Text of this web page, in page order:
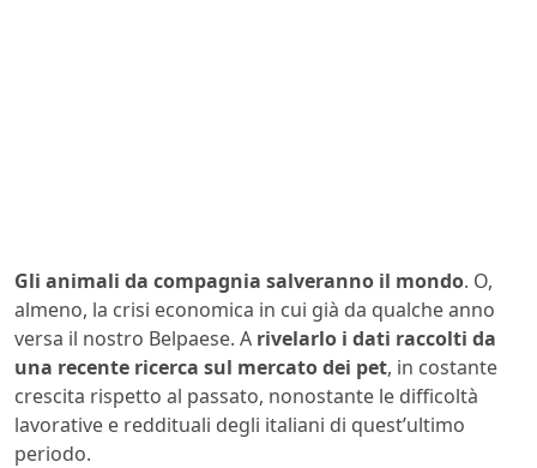
Gli animali da compagnia salveranno il mondo. O,
almeno, la crisi economica in cui già da qualche anno
versa il nostro Belpaese. A rivelarlo i dati raccolti da
una recente ricerca sul mercato dei pet, in costante
crescita rispetto al passato, nonostante le difficoltà
lavorative e reddituali degli italiani di quest’ultimo
periodo.